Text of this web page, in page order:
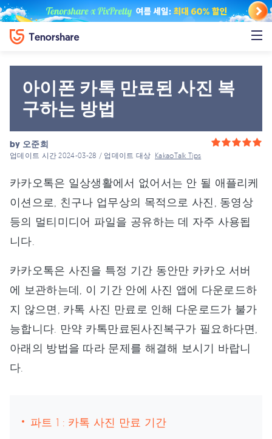
아이폰 카톡 만료된 사진 복
구하는 방법
by 오준희
업데이트 시간 2024-03-28 / 업데이트 대상 KakaoTalk Tips
카카오톡은 일상생활에서 없어서는 안 될 애플리케
이션으로, 친구나 업무상의 목적으로 사진, 동영상
등의 멀티미디어 파일을 공유하는 데 자주 사용됩
니다.
카카오톡은 사진을 특정 기간 동안만 카카오 서버
에 보관하는데, 이 기간 안에 사진 앱에 다운로드하
지 않으면, 카톡 사진 만료로 인해 다운로드가 불가
능합니다. 만약 카톡만료된사진복구가 필요하다면,
아래의 방법을 따라 문제를 해결해 보시기 바랍니
다.
파트 1 : 카톡 사진 만료 기간